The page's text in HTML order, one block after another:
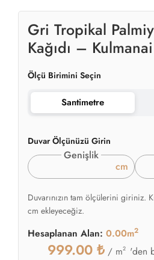
Gri Tropikal
Kağıdı – Kulmanai
Ölçü Birimini Seçin
Santimetre
Duvar Ölçünüzü Girin
Genişlik
cm
Duvarınızın tam ölçülerini giriniz.
cm ekleyeceğiz.
Hesaplanan Alan: 0.00m2
999.00 ₺ / m2 'den